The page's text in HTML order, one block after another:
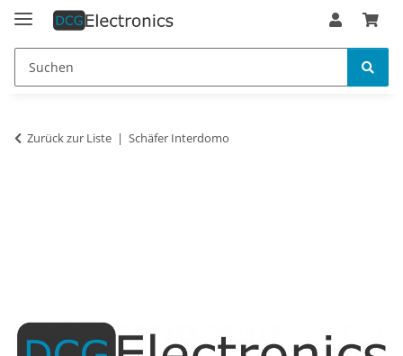
Zurück zur Liste Schäfer Interdomo